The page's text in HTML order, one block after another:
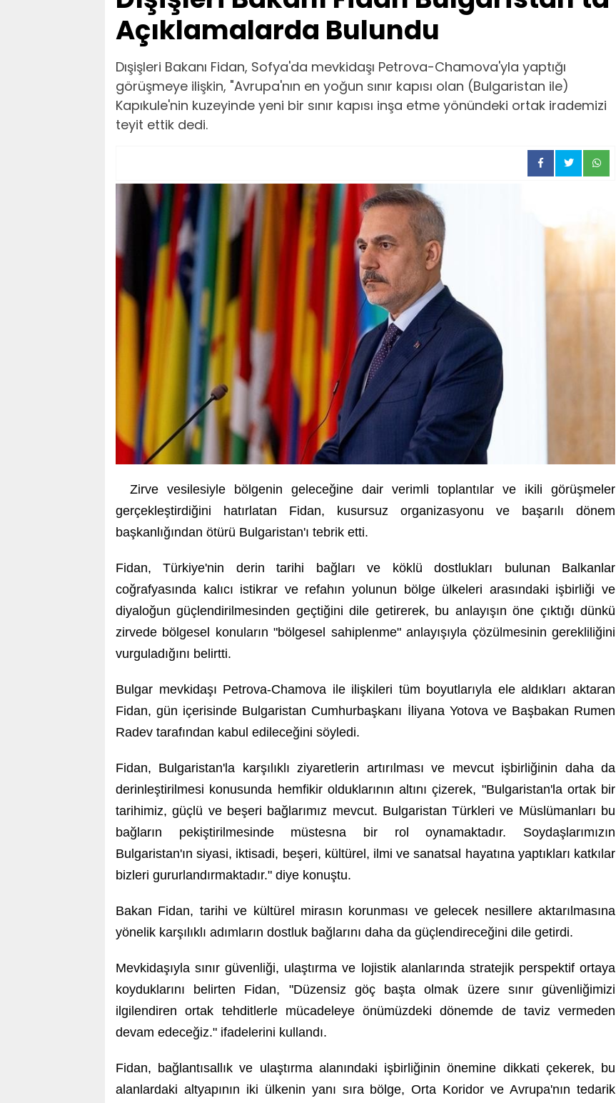
Açıklamalarda Bulundu
Dışişleri Bakanı Fidan, Sofya'da mevkidaşı Petrova-Chamova'yla yaptığı
görüşmeye ilişkin, "Avrupa'nın en yoğun sınır kapısı olan (Bulgaristan ile)
Kapıkule'nin kuzeyinde yeni bir sınır kapısı inşa etme yönündeki ortak irademizi
teyit ettik dedi.
Zirve vesilesiyle bölgenin geleceğine dair verimli toplantılar ve ikili görüşmeler
gerçekleştirdiğini hatırlatan Fidan, kusursuz organizasyonu ve başarılı dönem
başkanlığından ötürü Bulgaristan'ı tebrik etti.
Fidan, Türkiye'nin derin tarihi bağları ve köklü dostlukları bulunan Balkanlar
coğrafyasında kalıcı istikrar ve refahın yolunun bölge ülkeleri arasındaki işbirliği ve
diyaloğun güçlendirilmesinden geçtiğini dile getirerek, bu anlayışın öne çıktığı dünkü
zirvede bölgesel konuların "bölgesel sahiplenme" anlayışıyla çözülmesinin gerekliliğini
vurguladığını belirtti.
Bulgar mevkidaşı Petrova-Chamova ile ilişkileri tüm boyutlarıyla ele aldıkları aktaran
Fidan, gün içerisinde Bulgaristan Cumhurbaşkanı İliyana Yotova ve Başbakan Rumen
Radev tarafından kabul edileceğini söyledi.
Fidan, Bulgaristan'la karşılıklı ziyaretlerin artırılması ve mevcut işbirliğinin daha da
derinleştirilmesi konusunda hemfikir olduklarının altını çizerek, "Bulgaristan'la ortak bir
tarihimiz, güçlü ve beşeri bağlarımız mevcut. Bulgaristan Türkleri ve Müslümanları bu
bağların pekiştirilmesinde müstesna bir rol oynamaktadır. Soydaşlarımızın
Bulgaristan'ın siyasi, iktisadi, beşeri, kültürel, ilmi ve sanatsal hayatına yaptıkları katkılar
bizleri gururlandırmaktadır." diye konuştu.
Bakan Fidan, tarihi ve kültürel mirasın korunması ve gelecek nesillere aktarılmasına
yönelik karşılıklı adımların dostluk bağlarını daha da güçlendireceğini dile getirdi.
Mevkidaşıyla sınır güvenliği, ulaştırma ve lojistik alanlarında stratejik perspektif ortaya
koyduklarını belirten Fidan, "Düzensiz göç başta olmak üzere sınır güvenliğimizi
ilgilendiren ortak tehditlerle mücadeleye önümüzdeki dönemde de taviz vermeden
devam edeceğiz." ifadelerini kullandı.
Fidan, bağlantısallık ve ulaştırma alanındaki işbirliğinin önemine dikkati çekerek, bu
alanlardaki altyapının iki ülkenin yanı sıra bölge, Orta Koridor ve Avrupa'nın tedarik